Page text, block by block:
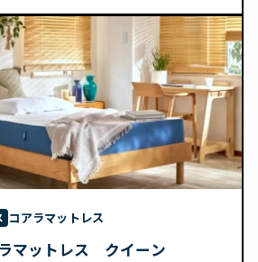
コアラマットレス
マットレス クイーン